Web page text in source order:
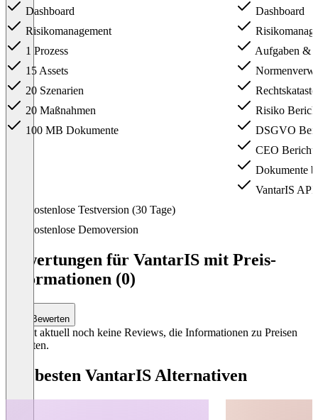
Dashboard
Risikomanagement
1 Prozess
15 Assets
20 Szenarien
20 Maßnahmen
100 MB Dokumente
Dashboard
Aufgaben &
Risiko
DSGVO
CEO
Dokumente
VantarIS
Kostenlose Testversion (30 Tage)
Kostenlose Demoversion
Bewertungen für VantarIS mit Preis-
Informationen (0)
Bewerten
Es gibt aktuell noch keine Reviews, die Informationen zu Preisen
enthalten.
Die besten VantarIS Alternativen